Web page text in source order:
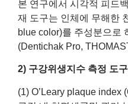
본 연구에서 시각적 피드
재 도구는 인체에 무해한
blue color)를 주성분으로
(Dentichak Pro,
2) 구강위생지수 측정 도구
(1) O’Leary plaque index